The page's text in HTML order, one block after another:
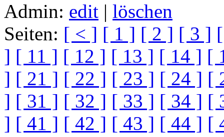
Admin: edit | löschen
Seiten: [ < ] [ 1 ] [ 2 ] [ 3 ]
] [ 11 ] [ 12 ] [ 13 ] [ 14 ] [
] [ 21 ] [ 22 ] [ 23 ] [ 24 ] [
] [ 31 ] [ 32 ] [ 33 ] [ 34 ] [
] [ 41 ] [ 42 ] [ 43 ] [ 44 ] [